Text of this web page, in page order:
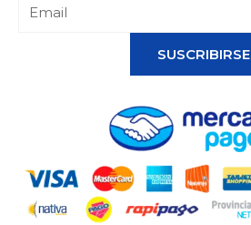
SUSCRIBIRSE